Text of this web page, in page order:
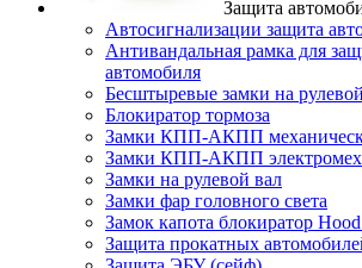
Защита
Автосигнализации защита
Антивандальная рамка для
автомобиля
Бесштыревые замки на
Блокиратор тормоза
Замки КПП-АКПП
Замки КПП-АКПП
Замки на рулевой вал
Замки фар головного света
Замок капота блокиратор
Защита прокатных